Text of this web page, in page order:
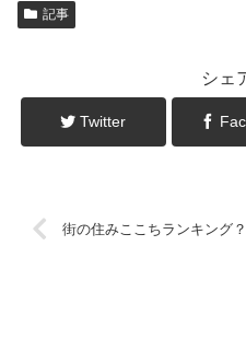
記事
シェ
Twitter
街の住みここちランキング？